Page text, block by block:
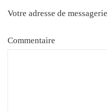
Votre adresse de
Commentaire